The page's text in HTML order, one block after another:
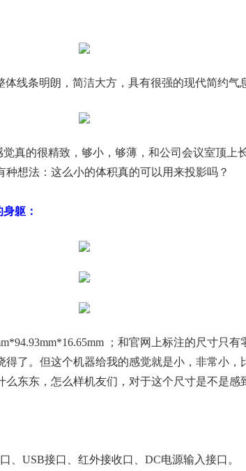
线条明朗，简洁大方，具有很强的现代简约气
真的很精致，够小，够薄，和公司会议室顶上
想法：这么小的体积真的可以用来投影吗？
躯：
；和官网上标注的尺寸只
得了。但这个机器给我的感觉就是小，非常小，
东东，怎么样机友们，对于这个尺寸是不是感
、USB接口、红外接收口、DC电源输入接口。